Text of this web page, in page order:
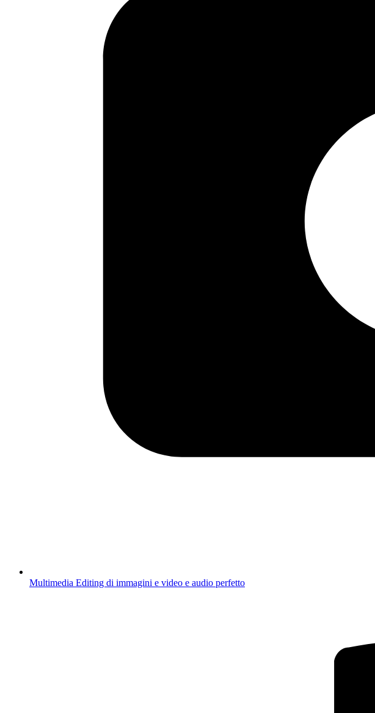
Multimedia Editing di immagini e video e audio perfetto